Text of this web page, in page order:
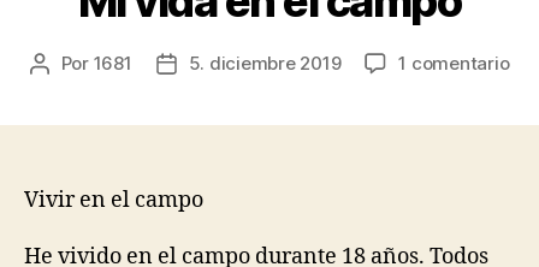
Autor
Por 1681
Fecha5. diciembre 2019 1 comentarioen
Vivir en el campo
He vivido en el campo durante 18 años. Todos